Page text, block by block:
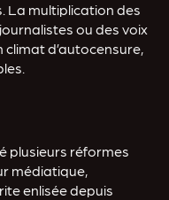
La multiplication des
ou des voix
d’autocensure,
plusieurs réformes
médiatique,
enlisée depuis